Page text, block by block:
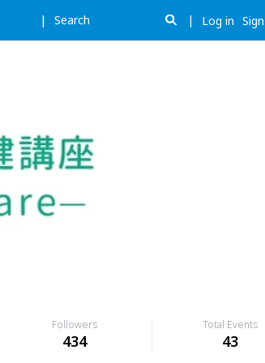
Search Log in
Followers
434
Total Events
43